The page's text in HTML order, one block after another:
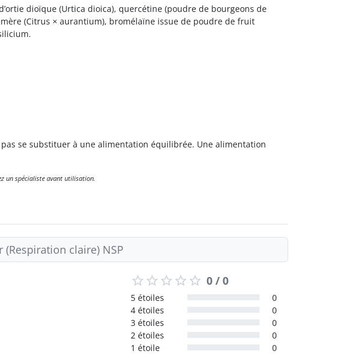
dioïque (Urtica dioica), quercétine (poudre de bourgeons de
(Citrus × aurantium), bromélaïne issue de poudre de fruit
se substituer à une alimentation équilibrée. Une alimentation
un spécialiste avant utilisation.
claire) NSP
0 / 0
5 étoiles
0
4 étoiles
0
3 étoiles
0
2 étoiles
0
1 étoile
0